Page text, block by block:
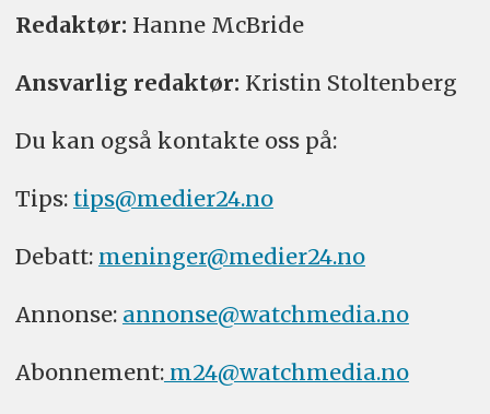
Redaktør: Hanne McBride
Ansvarlig redaktør: Kristin Stoltenberg
Du kan også kontakte oss på:
Tips: tips@medier24.no
Debatt: meninger@medier24.no
Annonse: annonse@watchmedia.no
Abonnement:m24@watchmedia.no